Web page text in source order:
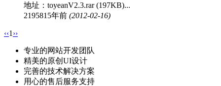
地址：toyeanV2.3.rar (197KB)...
2195815年前 (2012-02-16)
‹‹1 ››
专业的网站开发团队
精美的原创UI设计
完善的技术解决方案
用心的售后服务支持